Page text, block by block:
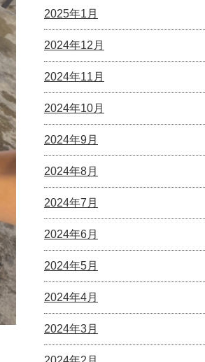
2025年1月
2024年12月
2024年11月
2024年10月
2024年9月
2024年8月
2024年7月
2024年6月
2024年5月
2024年4月
2024年3月